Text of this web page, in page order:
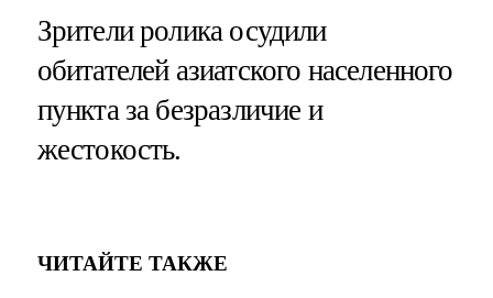
Зрители ролика осудили
обитателей азиатского населенного
пункта за безразличие и
жестокость.
ЧИТАЙТЕ ТАКЖЕ